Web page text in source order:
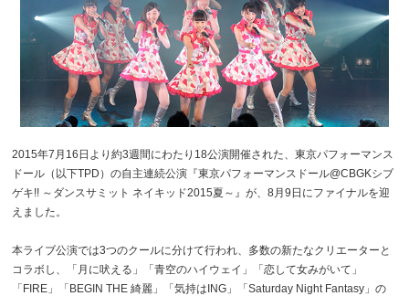
2015年7月16日より約3週間にわたり18公演開催された、東京パフォーマンス
ドール（以下TPD）の自主連続公演『東京パフォーマンスドール@CBGKシブ
ゲキ!! ～ダンスサミット ネイキッド2015夏～』が、8月9日にファイナルを迎
えました。
本ライブ公演では3つのクールに分けて行われ、多数の新たなクリエーターと
コラボし、「月に吠える」「青空のハイウェイ」「恋して女みがいて」
「FIRE」「BEGIN THE 綺麗」「気持はING」「Saturday Night Fantasy」の